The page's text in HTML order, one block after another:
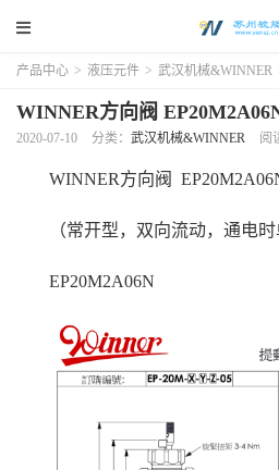
产品中心 > 液压元件 > 武汉机械&WINNER
WINNER方向阀
2020-07-10 分类： 武汉机械&WINNER 阅
WINNER方向阀
（常开型，双向流动，通电
EP20M2A06N